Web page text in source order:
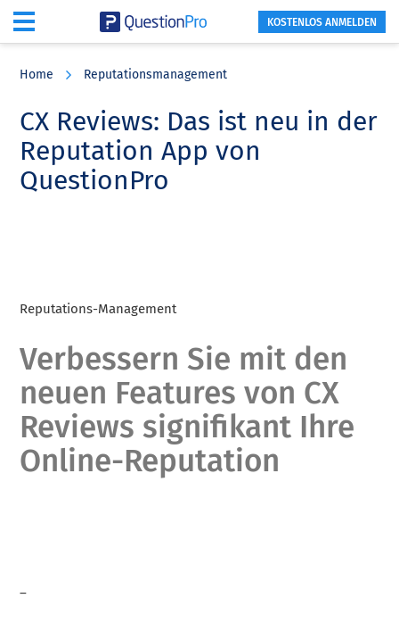
content
sidebar
KOSTENLOS ANMELDEN
Home Reputationsmanagement
CX Reviews: Das ist neu in der
Reputation App von
QuestionPro
Reputations-Management
Verbessern Sie mit den
neuen Features von CX
Reviews signifikant Ihre
Online-Reputation
–